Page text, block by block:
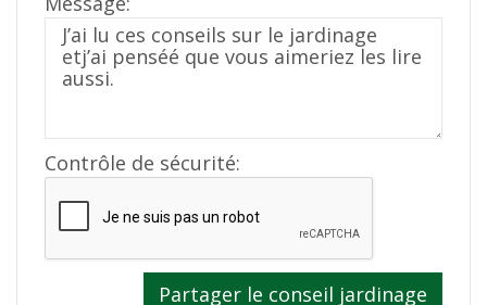
Contrôle de sécurité: